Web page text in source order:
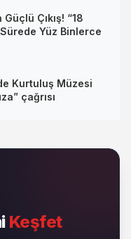
Çıkış! “18
Sürede Yüz Binlerce
Kurtuluş Müzesi
çağrısı
Keşfet